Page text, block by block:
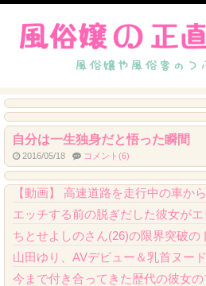
自分は一生独身だと悟った瞬間
2016/05/18 コメント(6)
ちとせよしのさん(26)の限界突破の